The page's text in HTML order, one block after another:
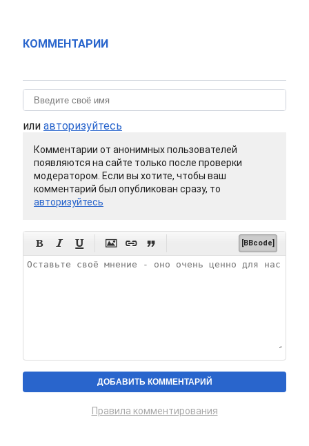
КОММЕНТАРИИ
или авторизуйтесь
Комментарии от анонимных пользователей
появляются на сайте только после проверки
модератором. Если вы хотите, чтобы ваш
комментарий был опубликован сразу, то
авторизуйтесь
      [BBcode]
Правила комментирования